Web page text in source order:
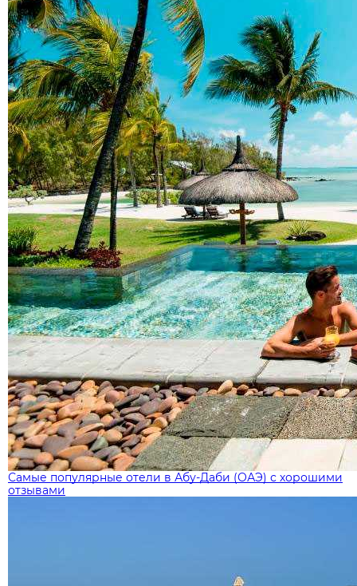
Самые популярные отели в Абу-Даби (ОАЭ) с хорошими
отзывами